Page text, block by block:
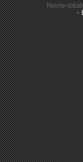
Navne-
•